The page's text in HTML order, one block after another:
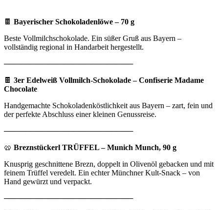
🍫 Bayerischer Schokoladenlöwe – 70 g
Beste Vollmilchschokolade. Ein süßer Gruß aus Bayern –
vollständig regional in Handarbeit hergestellt.
────────────────────────
🍫 3er Edelweiß Vollmilch-Schokolade – Confiserie Madame
Chocolate
Handgemachte Schokoladenköstlichkeit aus Bayern – zart, fein und
der perfekte Abschluss einer kleinen Genussreise.
────────────────────────
🥨 Breznstückerl TRÜFFEL – Munich Munch, 90 g
Knusprig geschnittene Brezn, doppelt in Olivenöl gebacken und mit
feinem Trüffel veredelt. Ein echter Münchner Kult-Snack – von
Hand gewürzt und verpackt.
────────────────────────